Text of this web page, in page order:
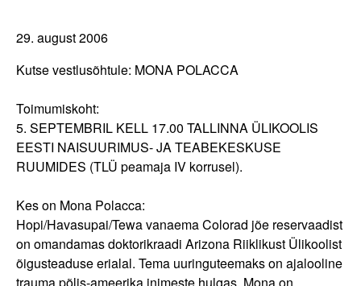
29. august 2006
Kutse vestlusõhtule: MONA POLACCA
Toimumiskoht:
5. SEPTEMBRIL KELL 17.00 TALLINNA ÜLIKOOLIS
EESTI NAISUURIMUS- JA TEABEKESKUSE
RUUMIDES (TLÜ peamaja IV korrusel).
Kes on Mona Polacca:
Hopi/Havasupai/Tewa vanaema Colorad jõe reservaadist
on omandamas doktorikraadi Arizona Riiklikust Ülikoolist
õigusteaduse erialal. Tema uuringuteemaks on ajalooline
trauma põlis-ameerika inimeste hulgas. Mona on